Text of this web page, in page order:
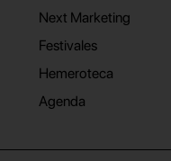
Next Marketing
Festivales
Hemeroteca
Agenda